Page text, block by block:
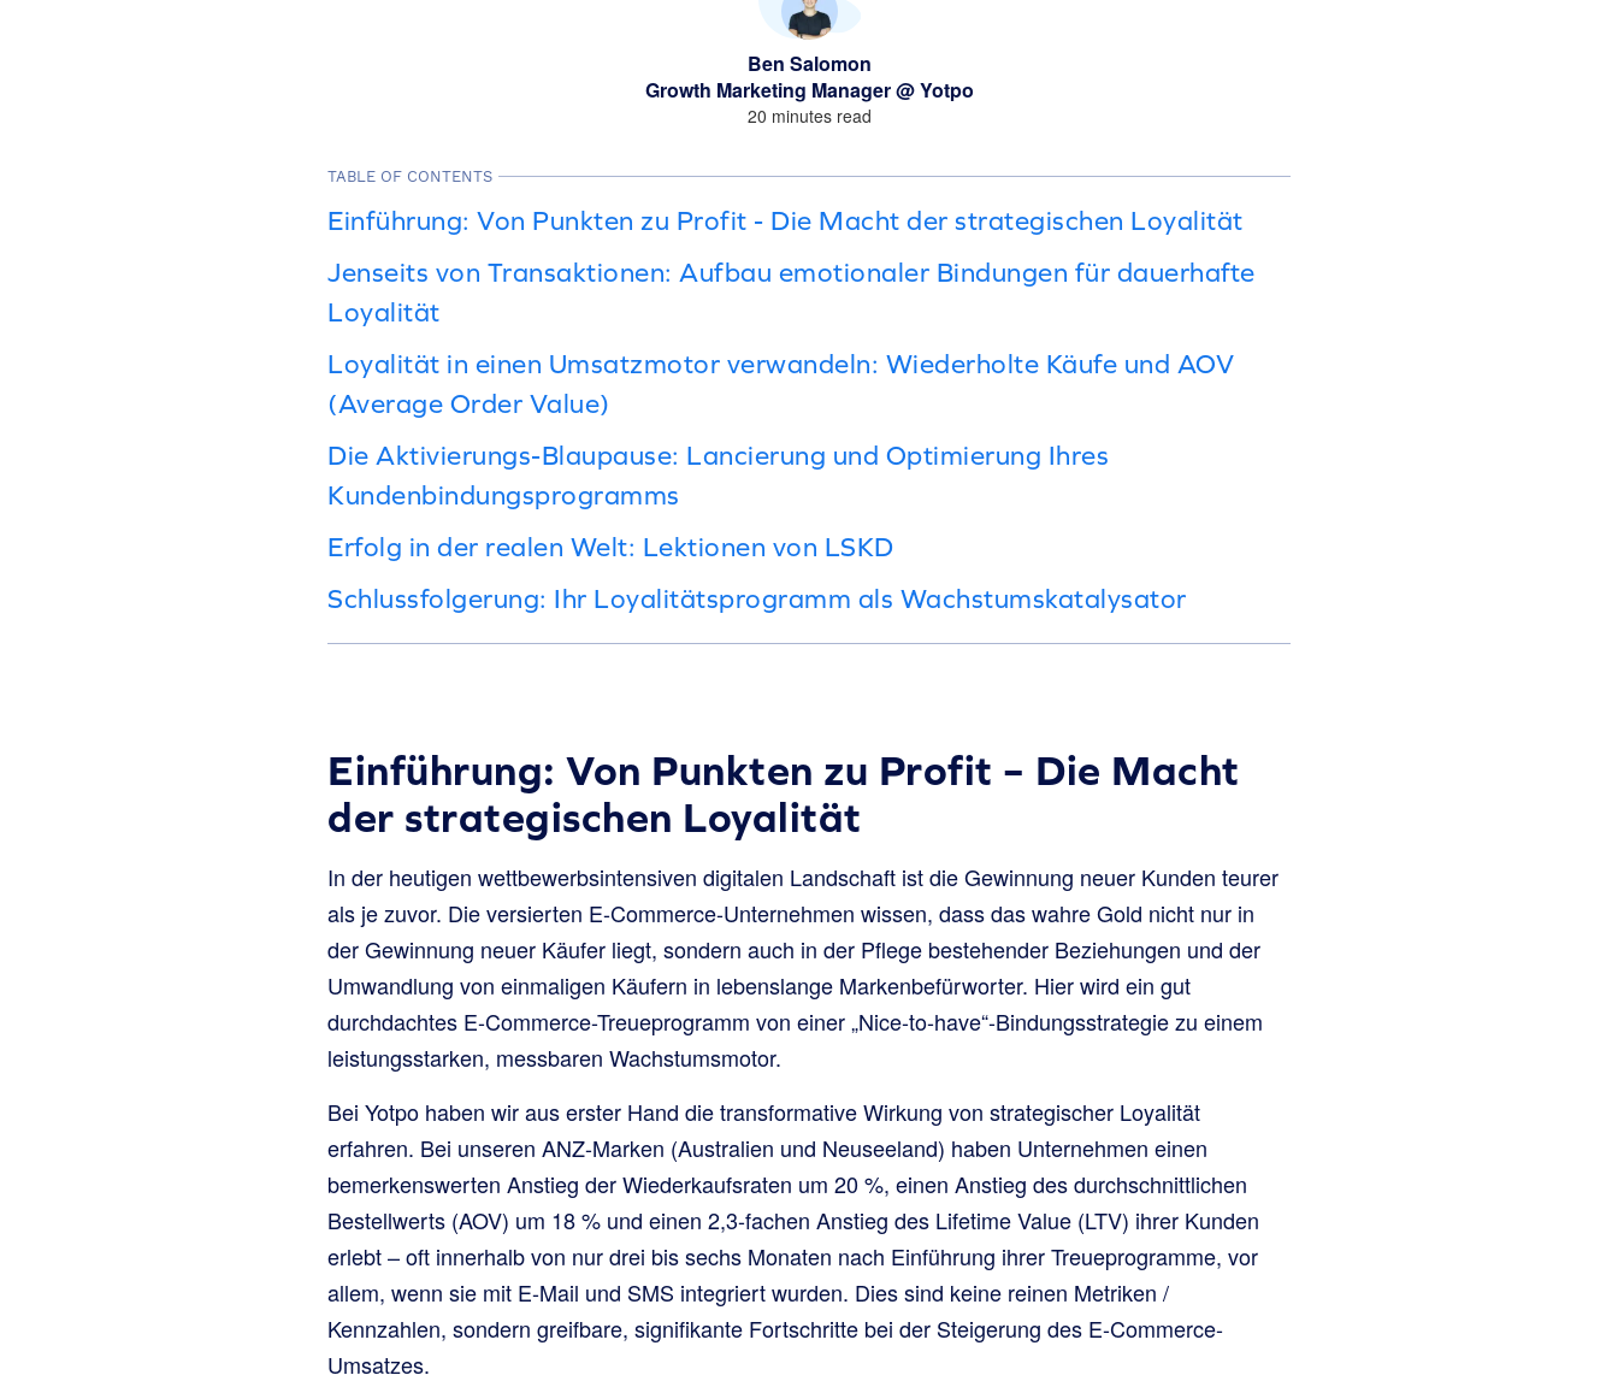
Ben Salomon
Growth Marketing Manager @ Yotpo
20 minutes read
TABLE OF CONTENTS
Einführung: Von Punkten zu Profit - Die Macht der strategischen Loyalität
Jenseits von Transaktionen: Aufbau emotionaler Bindungen für dauerhafte
Loyalität
Loyalität in einen Umsatzmotor verwandeln: Wiederholte Käufe und AOV
(Average Order Value)
Die Aktivierungs-Blaupause: Lancierung und Optimierung Ihres
Kundenbindungsprogramms
Erfolg in der realen Welt: Lektionen von LSKD
Schlussfolgerung: Ihr Loyalitätsprogramm als Wachstumskatalysator
Einführung: Von Punkten zu Profit – Die Macht
der strategischen Loyalität
In der heutigen wettbewerbsintensiven digitalen Landschaft ist die Gewinnung neuer Kunden teurer
als je zuvor. Die versierten E-Commerce-Unternehmen wissen, dass das wahre Gold nicht nur in
der Gewinnung neuer Käufer liegt, sondern auch in der Pflege bestehender Beziehungen und der
Umwandlung von einmaligen Käufern in lebenslange Markenbefürworter. Hier wird ein gut
durchdachtes E-Commerce-Treueprogramm von einer „Nice-to-have“-Bindungsstrategie zu einem
leistungsstarken, messbaren Wachstumsmotor.
Bei Yotpo haben wir aus erster Hand die transformative Wirkung von strategischer Loyalität
erfahren. Bei unseren ANZ-Marken (Australien und Neuseeland) haben Unternehmen einen
bemerkenswerten Anstieg der Wiederkaufsraten um 20 %, einen Anstieg des durchschnittlichen
Bestellwerts (AOV) um 18 % und einen 2,3-fachen Anstieg des Lifetime Value (LTV) ihrer Kunden
erlebt – oft innerhalb von nur drei bis sechs Monaten nach Einführung ihrer Treueprogramme, vor
allem, wenn sie mit E-Mail und SMS integriert wurden. Dies sind keine reinen Metriken /
Kennzahlen, sondern greifbare, signifikante Fortschritte bei der Steigerung des E-Commerce-
Umsatzes.